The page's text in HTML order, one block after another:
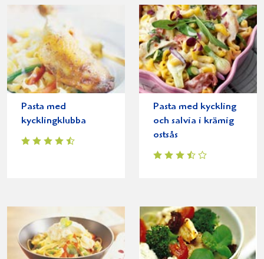
Pasta med
kycklingklubba
Pasta med kyckling
och salvia i krämig
ostsås